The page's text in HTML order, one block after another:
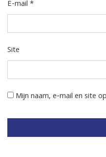
E-mail*
Site
Mijn naam, e-mail en site